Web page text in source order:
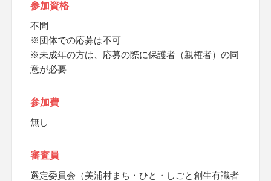
参加資格
不問
※団体での応募は不可
※未成年の方は、応募の際に保護者（親権者）の同
意が必要
参加費
無し
審査員
選定委員会（美浦村まち・ひと・しごと創生有識者